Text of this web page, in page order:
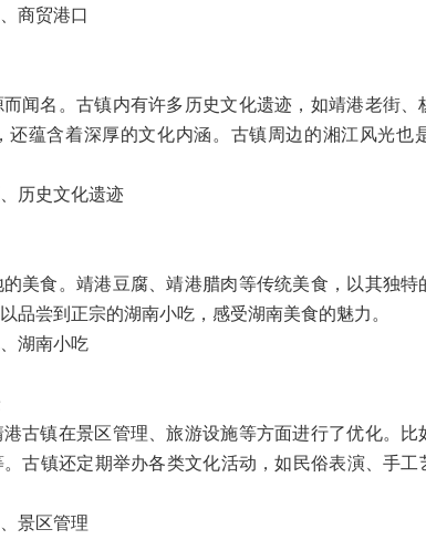
商贸港口
闻名。古镇内有许多历史文化遗迹，如靖港老街
还蕴含着深厚的文化内涵。古镇周边的湘江风光也
历史文化遗迹
美食。靖港豆腐、靖港腊肉等传统美食，以其独
品尝到正宗的湖南小吃，感受湖南美食的魅力。
湖南小吃
古镇在景区管理、旅游设施等方面进行了优化。
古镇还定期举办各类文化活动，如民俗表演、手工
景区管理